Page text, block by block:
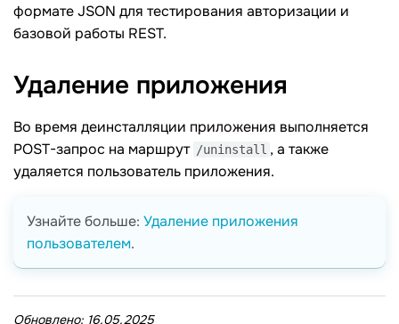
формате JSON для тестирования авторизации и
базовой работы REST.
Удаление приложения
Во время деинсталляции приложения выполняется
POST-запрос на маршрут /uninstall , а также
удаляется пользователь приложения.
Узнайте больше: Удаление приложения
пользователем.
Обновлено: 16.05.2025